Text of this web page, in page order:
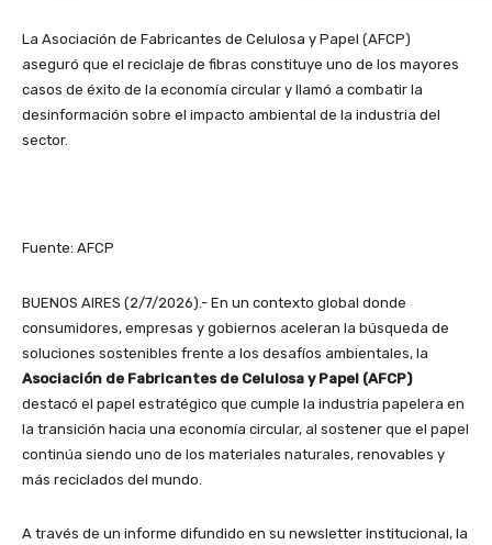
La Asociación de Fabricantes de Celulosa y Papel (AFCP)
aseguró que el reciclaje de fibras constituye uno de los mayores
casos de éxito de la economía circular y llamó a combatir la
desinformación sobre el impacto ambiental de la industria del
sector.
Fuente: AFCP
BUENOS AIRES (2/7/2026).- En un contexto global donde
consumidores, empresas y gobiernos aceleran la búsqueda de
soluciones sostenibles frente a los desafíos ambientales, la
Asociación de Fabricantes de Celulosa y Papel (AFCP)
destacó el papel estratégico que cumple la industria papelera en
la transición hacia una economía circular, al sostener que el papel
continúa siendo uno de los materiales naturales, renovables y
más reciclados del mundo.
A través de un informe difundido en su newsletter institucional, la